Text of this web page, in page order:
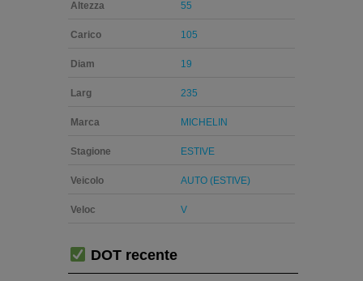
Altezza 55
Carico 105
Diam 19
Larg 235
Marca MICHELIN
Stagione ESTIVE
Veicolo AUTO (ESTIVE)
Veloc V
DOT recente